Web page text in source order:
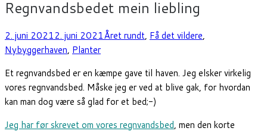
Regnvandsbedet mein liebling
2. juni 20212. juni 2021Året rundt, Få det vildere,
Nybyggerhaven, Planter
Et regnvandsbed er en kæmpe gave til haven. Jeg elsker virkelig
vores regnvandsbed. Måske jeg er ved at blive gak, for hvordan
kan man dog være så glad for et bed;-)
Jeg har før skrevet om vores regnvandsbed, men den korte